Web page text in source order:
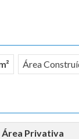
Área
Área Privativa